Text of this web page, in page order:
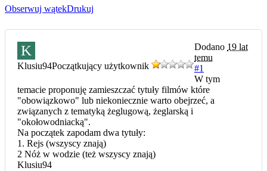
Obserwuj wątekDrukuj
K
Klusiu94Początkujący użytkownik
Dodano 19 lat
temu
#1
W tym
temacie proponuję zamieszczać tytuły filmów które
"obowiązkowo" lub niekoniecznie warto obejrzeć, a
związanych z tematyką żeglugową, żeglarską i
"okołowodniacką".
Na początek zapodam dwa tytuły:
1. Rejs (wszyscy znają)
2 Nóż w wodzie (też wszyscy znają)
Klusiu94